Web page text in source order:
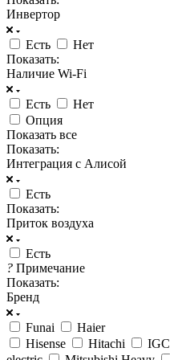
Инвертор
Есть
Нет
Показать:
Наличие Wi-Fi
Есть
Нет
Опция
Показать все
Показать:
Интеграция с Алисой
Есть
Показать:
Приток воздуха
Есть
? Примечание
Показать:
Бренд
Funai
Haier
Hisense
Hitachi IGC